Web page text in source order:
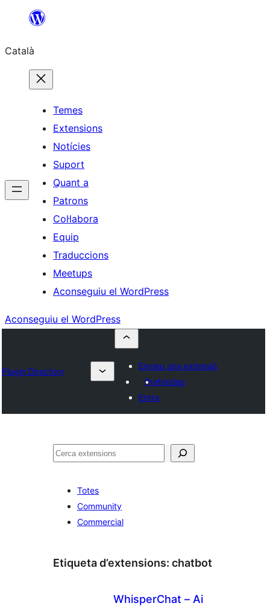
contingut
Català
Temes
Extensions
Notícies
Suport
Quant a
Patrons
Col·labora
Equip
Traduccions
Meetups
Aconseguiu el WordPress
Aconseguiu el WordPress
Plugin Directory
Envieu una extensió
Preferides
Entra
Cerca
Totes
Community
Commercial
Etiqueta d’extensions: chatbot
WhisperChat – Ai